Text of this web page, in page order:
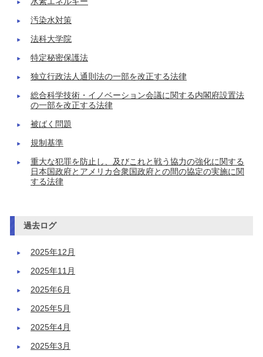
汚染水対策
法科大学院
特定秘密保護法
独立行政法人通則法の一部を改正する法律
総合科学技術・イノベーション会議に関する内閣府設置法
の一部を改正する法律
被ばく問題
規制基準
重大な犯罪を防止し、及びこれと戦う協力の強化に関する
日本国政府とアメリカ合衆国政府との間の協定の実施に関
する法律
過去ログ
2025年12月
2025年11月
2025年6月
2025年5月
2025年4月
2025年3月